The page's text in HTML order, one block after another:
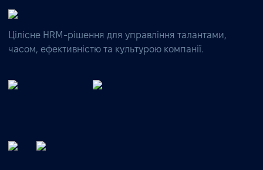
Цілісне HRM-рішення для управління талантами,
часом, ефективністю та культурою компанії.